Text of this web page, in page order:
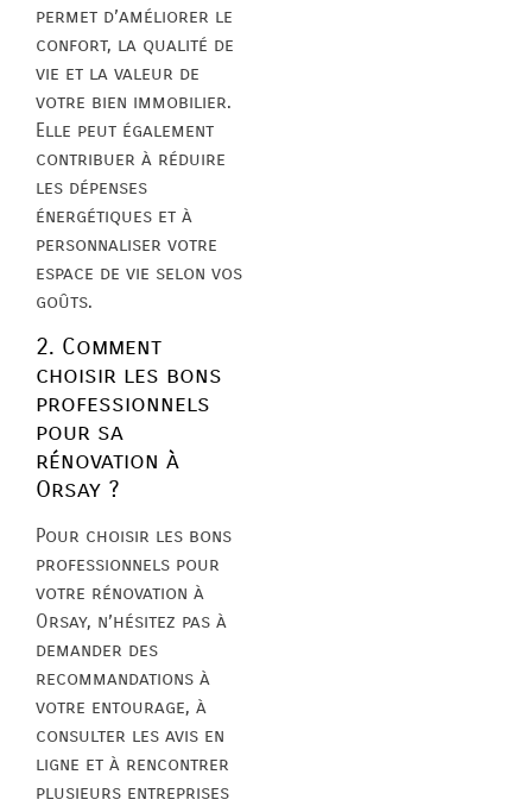
permet d’améliorer le
confort, la qualité de
vie et la valeur de
votre bien immobilier.
Elle peut également
contribuer à réduire
les dépenses
énergétiques et à
personnaliser votre
espace de vie selon vos
goûts.
2. Comment
choisir les bons
professionnels
pour sa
rénovation à
Orsay ?
Pour choisir les bons
professionnels pour
votre rénovation à
Orsay, n’hésitez pas à
demander des
recommandations à
votre entourage, à
consulter les avis en
ligne et à rencontrer
plusieurs entreprises